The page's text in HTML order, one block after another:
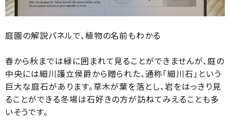
庭園の解説パネルで、植物の名前もわかる
春から秋までは緑に囲まれて見ることができませんが、庭の
中央には細川護立侯爵から贈られた、通称「細川石」という
巨大な庭石があります。草木が葉を落とし、岩をはっきり見
ることができる冬場は石好きの方が訪ねてみえることも多
いそうです。